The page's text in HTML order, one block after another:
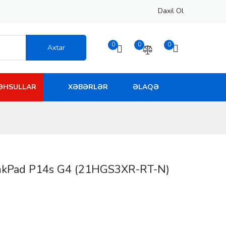
Daxil Ol
Axtar 0 0 0
XƏBƏRLƏR ƏLAQƏ
P14s G4 (21HGS3XR-RT-N)